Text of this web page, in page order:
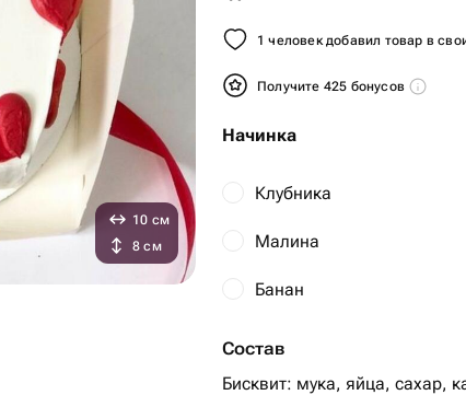
1 человек добавил товар в
Получите 425 бонусов
Начинка
Клубника
Малина
Банан
Состав
Бисквит: мука, яйца, сахар,
10 см
8 см